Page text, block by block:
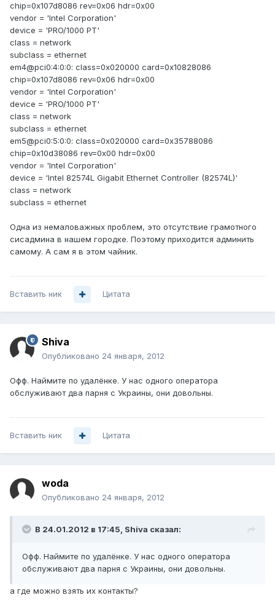
chip=0x107d8086 rev=0x06 hdr=0x00
vendor = 'Intel Corporation'
device = 'PRO/1000 PT'
class = network
subclass = ethernet
em4@pci0:4:0:0: class=0x020000 card=0x10828086
chip=0x107d8086 rev=0x06 hdr=0x00
vendor = 'Intel Corporation'
device = 'PRO/1000 PT'
class = network
subclass = ethernet
em5@pci0:5:0:0: class=0x020000 card=0x35788086
chip=0x10d38086 rev=0x00 hdr=0x00
vendor = 'Intel Corporation'
device = 'Intel 82574L Gigabit Ethernet Controller (82574L)'
class = network
subclass = ethernet
Одна из немаловажных проблем, это отсутствие грамотного
сисадмина в нашем городке. Поэтому приходится админить
самому. А сам я в этом чайник.
Вставить ник Цитата
Shiva
Опубликовано 24 января, 2012
Офф. Наймите по удалёнке. У нас одного оператора
обслуживают два парня с Украины, они довольны.
Вставить ник Цитата
woda
Опубликовано 24 января, 2012
В 24.01.2012 в 17:45, Shiva сказал:
Офф. Наймите по удалёнке. У нас одного оператора
обслуживают два парня с Украины, они довольны.
а где можно взять их контакты?